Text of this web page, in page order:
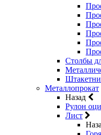
Столбы
Металлопрокат
Назад
Рулон
Лист